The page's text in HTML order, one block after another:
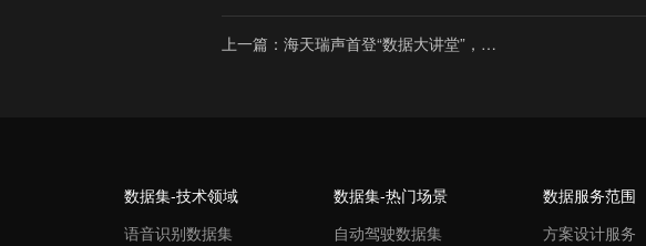
上一篇：海天瑞声首登“数据大讲堂”，
数据集-技术领域
语音识别数据集
数据集-热门场景
自动驾驶数据集
数据服务范围
方案设计服务